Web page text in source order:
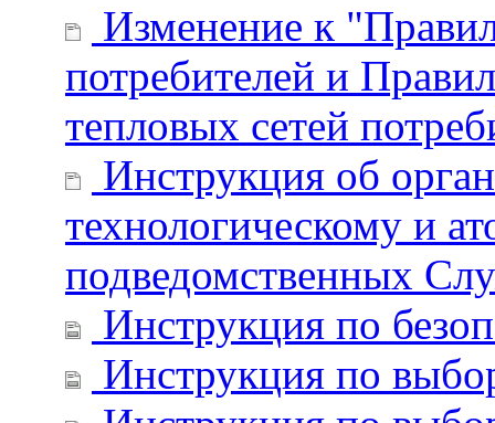
Изменение к
потребителей и
тепловых сетей
Инструкция об
технологическому и
подведомственных
Инструкция по
Инструкция по